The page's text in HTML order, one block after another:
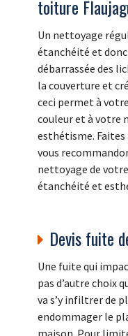
toiture
Un nettoyage
étanchéité et
débarrassée des
la couverture et
ceci permet à
couleur et à votre
esthétisme. Faites
vous
nettoyage de
étanchéité et
Devis fuite
Une fuite qui
pas d’autre choix
va s’y infiltrer de
endommager le